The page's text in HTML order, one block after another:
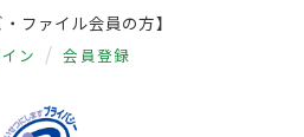
・ファイル会員の方】
ン 会員登録